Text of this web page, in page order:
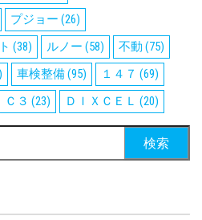
プジョー (26)
(38) ルノー (58) 不動 (75)
車検整備(95) １４７ (69)
Ｃ３ (23) ＤＩＸＣＥＬ (20)